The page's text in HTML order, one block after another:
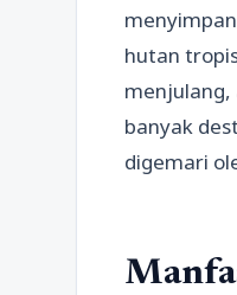
hutan
menjulang,
banyak
digemari